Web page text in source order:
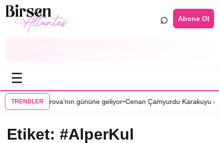
⌕ Abone Ol
☰
TRENDLER
Çukurova’nın gününe geliyor•Cenan Çamyurdu Karakuyu
Etiket: #AlperKul